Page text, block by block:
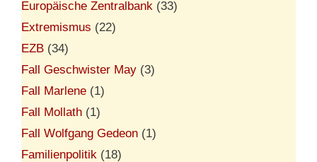
Europäische Zentralbank (33)
Extremismus (22)
EZB (34)
Fall Geschwister May (3)
Fall Marlene (1)
Fall Mollath (1)
Fall Wolfgang Gedeon (1)
Familienpolitik (18)